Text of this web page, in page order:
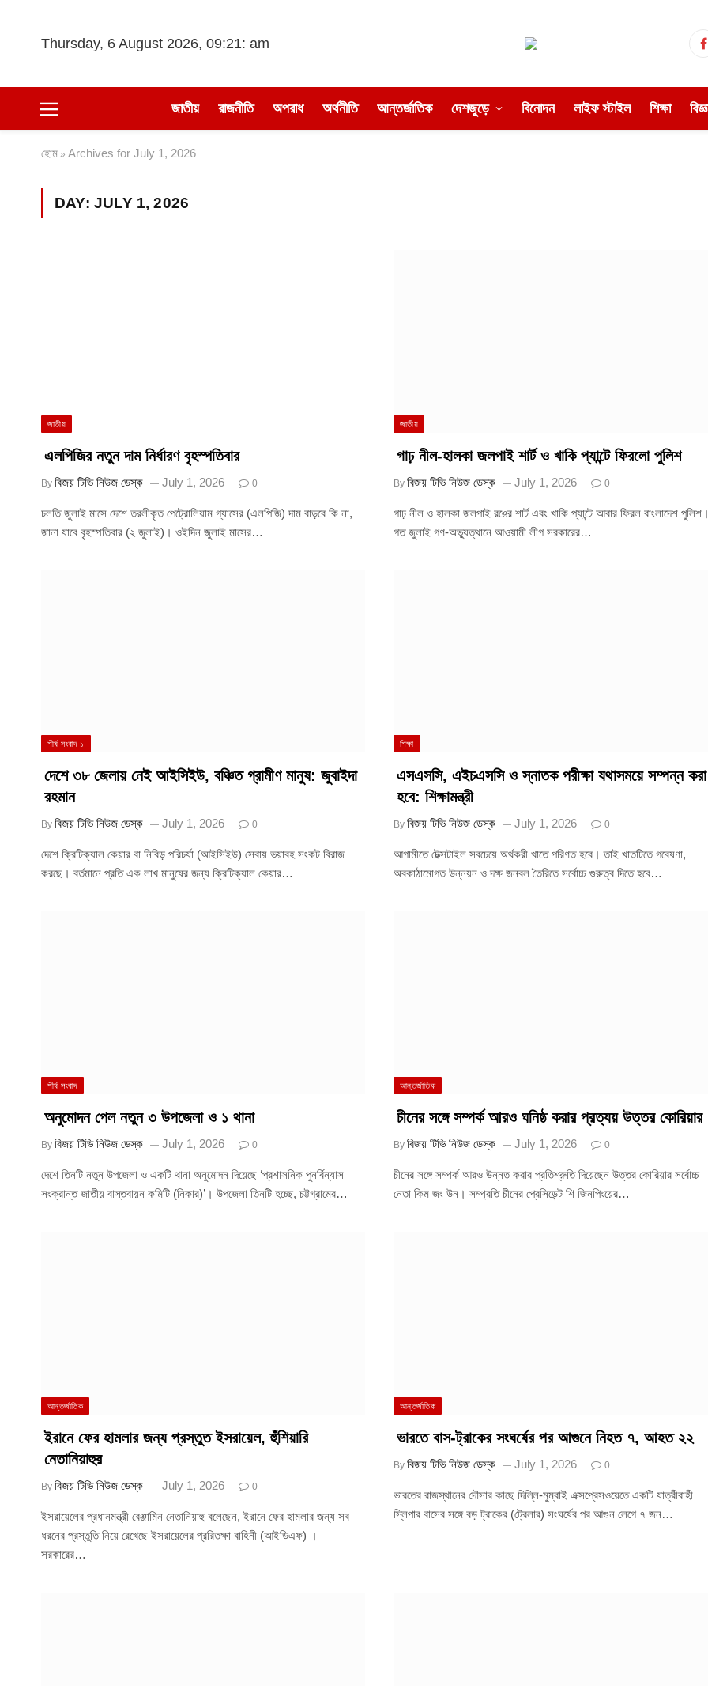
Thursday, 6 August 2026, 09:21: am
জাতীয় রাজনীতি অপরাধ অর্থনীতি আন্তর্জাতিক দেশজুড়ে বিনোদন লাইফ স্টাইল শিক্ষা
হোম » Archives for July 1, 2026
DAY: JULY 1, 2026
জাতীয়
এলপিজির নতুন দাম নির্ধারণ বৃহস্পতিবার
By বিজয় টিভি নিউজ ডেস্ক July 1, 2026 0
চলতি জুলাই মাসে দেশে তরলীকৃত পেট্রোলিয়াম গ্যাসের (এলপিজি) দাম বাড়বে কি না,
জানা যাবে বৃহস্পতিবার (২ জুলাই)। ওইদিন জুলাই মাসের…
জাতীয়
গাঢ় নীল-হালকা জলপাই শার্ট ও খাকি প্যান্টে ফিরলো পুলিশ
By বিজয় টিভি নিউজ ডেস্ক July 1, 2026 0
গাঢ় নীল ও হালকা জলপাই রঙের শার্ট এবং খাকি প্যান্টে আবার ফিরল বাংলাদেশ পুলিশ।
গত জুলাই গণ-অভ্যুত্থানে আওয়ামী লীগ সরকারের…
শীর্ষ সংবাদ ১
দেশে ৩৮ জেলায় নেই আইসিইউ, বঞ্চিত গ্রামীণ মানুষ: জুবাইদা
রহমান
By বিজয় টিভি নিউজ ডেস্ক July 1, 2026 0
দেশে ক্রিটিক্যাল কেয়ার বা নিবিড় পরিচর্যা (আইসিইউ) সেবায় ভয়াবহ সংকট বিরাজ
করছে। বর্তমানে প্রতি এক লাখ মানুষের জন্য ক্রিটিক্যাল কেয়ার…
শিক্ষা
এসএসসি, এইচএসসি ও স্নাতক পরীক্ষা যথাসময়ে সম্পন্ন করা
হবে: শিক্ষামন্ত্রী
By বিজয় টিভি নিউজ ডেস্ক July 1, 2026 0
আগামীতে টেক্সটাইল সবচেয়ে অর্থকরী খাতে পরিণত হবে। তাই খাতটিতে গবেষণা,
অবকাঠামোগত উন্নয়ন ও দক্ষ জনবল তৈরিতে সর্বোচ্চ গুরুত্ব দিতে হবে…
শীর্ষ সংবাদ
অনুমোদন পেল নতুন ৩ উপজেলা ও ১ থানা
By বিজয় টিভি নিউজ ডেস্ক July 1, 2026 0
দেশে তিনটি নতুন উপজেলা ও একটি থানা অনুমোদন দিয়েছে ‘প্রশাসনিক পুনর্বিন্যাস
সংক্রান্ত জাতীয় বাস্তবায়ন কমিটি (নিকার)’। উপজেলা তিনটি হচ্ছে, চট্টগ্রামের…
আন্তর্জাতিক
চীনের সঙ্গে সম্পর্ক আরও ঘনিষ্ঠ করার প্রত্যয় উত্তর কোরিয়ার
By বিজয় টিভি নিউজ ডেস্ক July 1, 2026 0
চীনের সঙ্গে সম্পর্ক আরও উন্নত করার প্রতিশ্রুতি দিয়েছেন উত্তর কোরিয়ার সর্বোচ্চ
নেতা কিম জং উন। সম্প্রতি চীনের প্রেসিডেন্ট শি জিনপিংয়ের…
আন্তর্জাতিক
ইরানে ফের হামলার জন্য প্রস্তুত ইসরায়েল, হুঁশিয়ারি
নেতানিয়াহুর
By বিজয় টিভি নিউজ ডেস্ক July 1, 2026 0
ইসরায়েলের প্রধানমন্ত্রী বেঞ্জামিন নেতানিয়াহু বলেছেন, ইরানে ফের হামলার জন্য সব
ধরনের প্রস্তুতি নিয়ে রেখেছে ইসরায়েলের প্ররিতক্ষা বাহিনী (আইডিএফ) ।
সরকারের…
আন্তর্জাতিক
ভারতে বাস-ট্রাকের সংঘর্ষের পর আগুনে নিহত ৭, আহত ২২
By বিজয় টিভি নিউজ ডেস্ক July 1, 2026 0
ভারতের রাজস্থানের দৌসার কাছে দিল্লি-মুম্বাই এক্সপ্রেসওয়েতে একটি যাত্রীবাহী
স্লিপার বাসের সঙ্গে বড় ট্রাকের (ট্রেলার) সংঘর্ষের পর আগুন লেগে ৭ জন…